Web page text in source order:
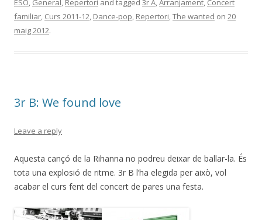
b
o
er p
ESO, General, Repertori and tagged 3r A,Arranjament, Concert
familiar, Curs 2011-12, Dance-pop, Repertori,The wanted on 20
maig 2012.
3r B: We found love
Leave a reply
Aquesta cançó de la Rihanna no podreu deixar de ballar-la. És
tota una explosió de ritme. 3r B l’ha elegida per això, vol
acabar el curs fent del concert de pares una festa.